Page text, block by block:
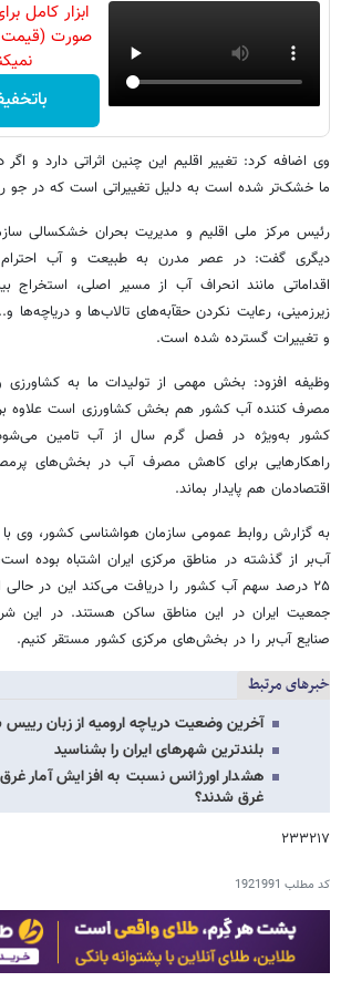
ابزار کامل
صورت (قیمت
وی اضافه کرد: تغییر اقلیم این چنین اثراتی دارد و
ما خشک‌تر شده است به دلیل تغییراتی است که در جو
رئیس مرکز ملی اقلیم و مدیریت بحران خشکسالی
دیگری گفت: در عصر مدرن به طبیعت و آب
اقداماتی مانند انحراف آب از مسیر اصلی،
زیرزمینی، رعایت نکردن حقآبه‌های تالاب‌ها و
و تغییرات گسترده شده است.
وظیفه افزود: بخش مهمی از تولیدات ما به
مصرف کننده آب کشور هم بخش کشاورزی است علاوه
کشور به‌ویژه در فصل گرم سال از آب تامین می‌شود
راهکارهایی برای کاهش مصرف آب در بخش‌های
اقتصادمان هم پایدار بماند.
به گزارش روابط عمومی سازمان هواشناسی کشور، وی با
آب‌بر از گذشته در مناطق مرکزی ایران اشتباه بوده
۲۵ درصد سهم آب کشور را دریافت می‌کند این در
جمعیت ایران در این مناطق ساکن هستند. در این
صنایع آب‌بر را در بخش‌های مرکزی کشور مستقر کنیم.
خبرهای مرتبط
آخرین وضعیت دریاچه ارومیه از زبان
بلندترین شهرهای ایران را بشناسید
هشدار اورژانس نسبت به افزایش آمار
غرق شدند؟
۲۳۳۲۱۷
کد مطلب 1921991